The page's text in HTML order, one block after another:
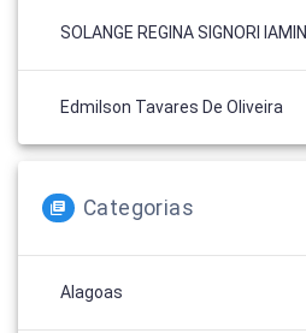
SOLANGE REGINA SIGNORI IAMIN
Edmilson Tavares De Oliveira
Categorias
Alagoas